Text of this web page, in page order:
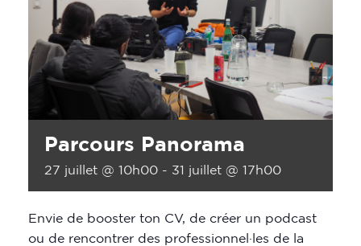
Parcours Panorama
27 juillet @ 10h00 - 31 juillet @ 17h00
Envie de booster ton CV, de créer un podcast
ou de rencontrer des professionnel·les de la